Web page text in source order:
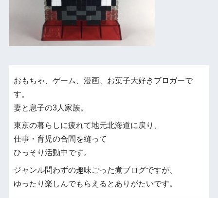
おもちゃ、ゲーム、漫画、お菓子大好きブロガーで
す。
妻と息子の3人家族。
東京の暮らしに疲れて地元北海道に戻り、
仕事・育児の合間を縫って
ひっそり活動中です。
ジャンル問わずの趣味ごった煮ブログですが、
ゆったり楽しんでもらえるとありがたいです。